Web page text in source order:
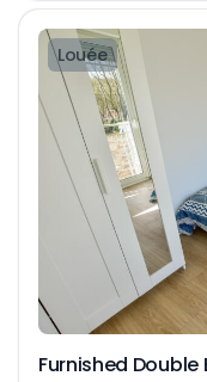
Louée
Furnished